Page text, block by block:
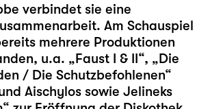
verbindet sie eine
Am Schauspiel
mehrere Produktionen
u.a. „Faust I & II“, „Die
/ Die Schutzbefohlenen“
Aischylos sowie Jelineks